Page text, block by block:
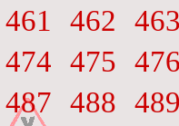
461 462
474 475
487 488